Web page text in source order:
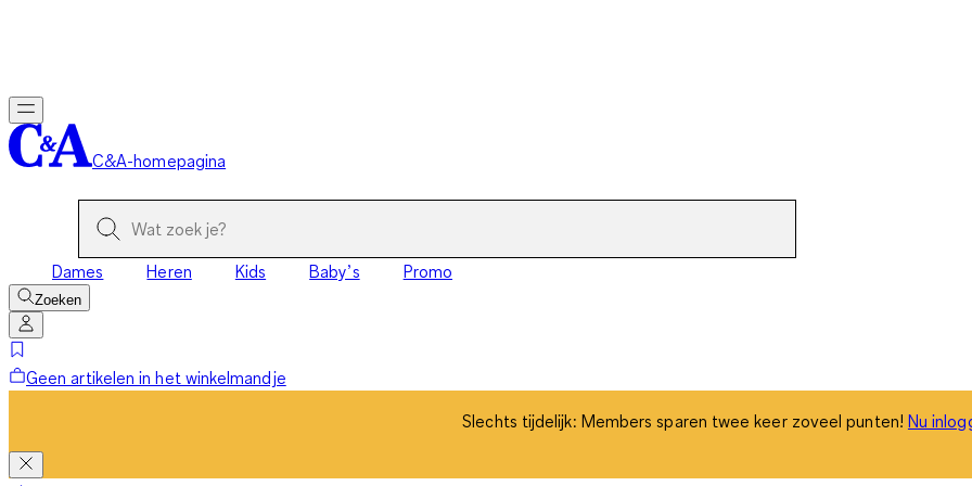
C&A-homepagina
Dames Heren Kids Baby’s Promo
Zoeken
Geen artikelen in het winkelmandje
Slechts tijdelijk: Members sparen twee keer zoveel punten! Nu